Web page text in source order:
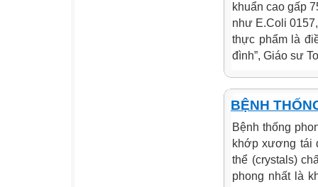
khuẩn cao gấp
như E.Coli
thực phẩm là
đình”, Giáo sư
BỆNH
Bệnh thống
khớp xương tái
thể (crystals)
phong nhất là